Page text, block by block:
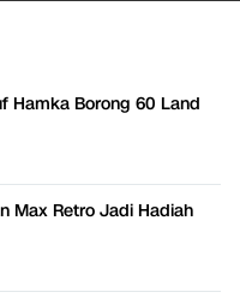
Hamka Borong 60 Land
Max Retro Jadi Hadiah